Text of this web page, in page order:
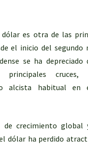
dólar es otra de las
el inicio del segundo
se ha
cruces,
alcista habitual en
crecimiento global
dólar ha perdido